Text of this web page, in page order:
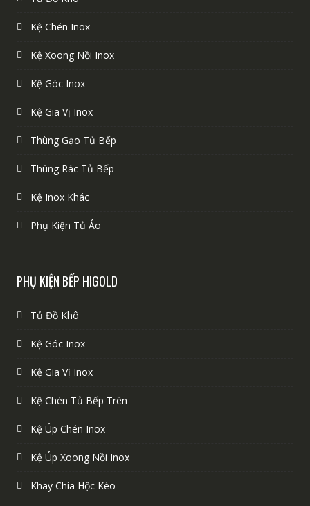
Kệ Chén Inox
Kệ Xoong Nồi Inox
Kệ Góc Inox
Kệ Gia Vị Inox
Thùng Gạo Tủ Bếp
Thùng Rác Tủ Bếp
Kệ Inox Khác
Phụ Kiện Tủ Áo
PHỤ KIỆN BẾP HIGOLD
Tủ Đồ Khô
Kệ Góc Inox
Kệ Gia Vị Inox
Kệ Chén Tủ Bếp Trên
Kệ Úp Chén Inox
Kệ Úp Xoong Nồi Inox
Khay Chia Hộc Kéo